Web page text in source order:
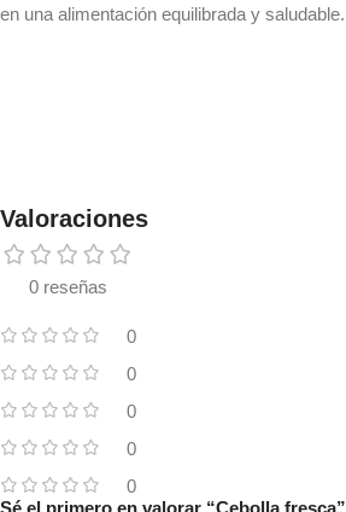
en una alimentación equilibrada y saludable.
Valoraciones
0 reseñas
0
0
0
0
0
Sé el primero en valorar “Cebolla fresca”